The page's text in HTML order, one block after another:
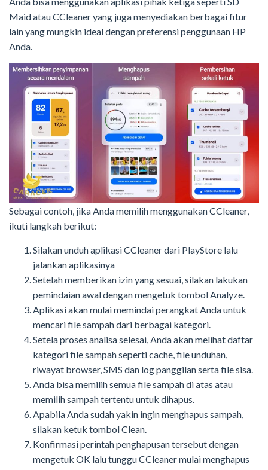
Maid atau CCleaner yang juga menyediakan berbagai fitur
lain yang mungkin ideal dengan preferensi penggunaan HP
Anda.
Sebagai contoh, jika Anda memilih menggunakan CCleaner,
ikuti langkah berikut:
Silakan unduh aplikasi CCleaner dari PlayStore lalu
jalankan aplikasinya
Setelah memberikan izin yang sesuai, silakan lakukan
pemindaian awal dengan mengetuk tombol Analyze.
Aplikasi akan mulai memindai perangkat Anda untuk
mencari file sampah dari berbagai kategori.
Setela proses analisa selesai, Anda akan melihat daftar
kategori file sampah seperti cache, file unduhan,
riwayat browser, SMS dan log panggilan serta file sisa.
Anda bisa memilih semua file sampah di atas atau
memilih sampah tertentu untuk dihapus.
Apabila Anda sudah yakin ingin menghapus sampah,
silakan ketuk tombol Clean.
Konfirmasi perintah penghapusan tersebut dengan
mengetuk OK lalu tunggu CCleaner mulai menghapus